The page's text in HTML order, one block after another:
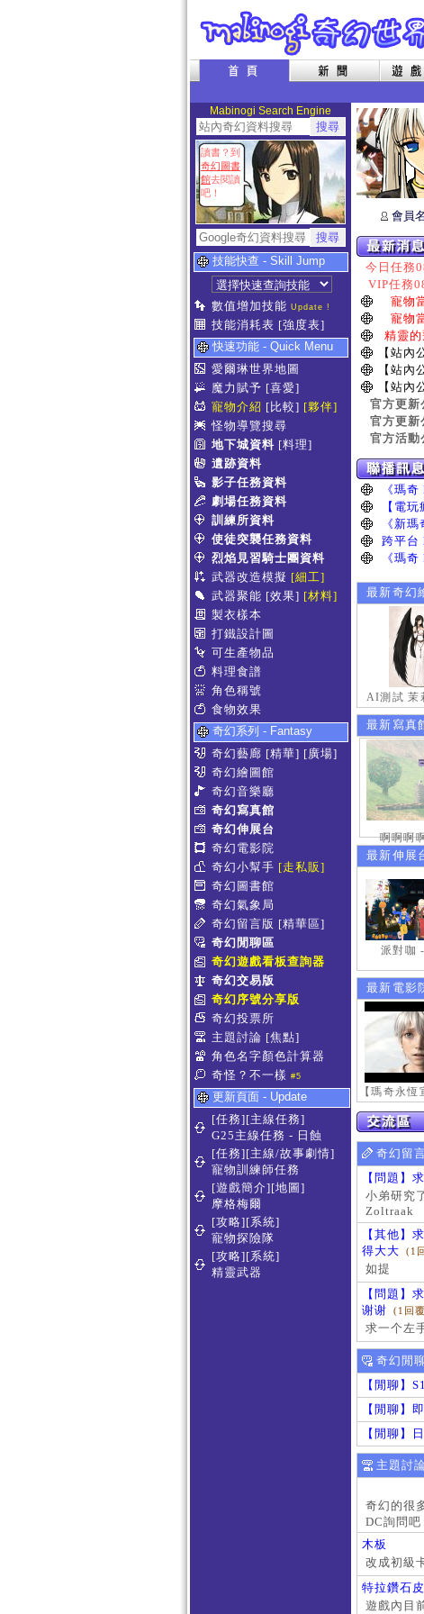
Mabinogi Search Engine
讀書？到
奇幻圖書
館去閱讀
吧！
技能快查 - Skill Jump
數值增加技能 Update !
技能消耗表 [強度表]
快速功能 - Quick Menu
愛爾琳世界地圖
魔力賦予 [喜愛]
寵物介紹 [比較] [夥伴]
怪物導覽搜尋
地下城資料 [料理]
遺跡資料
影子任務資料
劇場任務資料
訓練所資料
使徒突襲任務資料
烈焰見習騎士團資料
武器改造模擬 [細工]
武器聚能 [效果] [材料]
製衣樣本
打鐵設計圖
可生產物品
料理食譜
角色稱號
食物效果
奇幻系列 - Fantasy
奇幻藝廊 [精華] [廣場]
奇幻繪圖館
奇幻音樂廳
奇幻寫真館
奇幻伸展台
奇幻電影院
奇幻小幫手 [走私販]
奇幻圖書館
奇幻氣象局
奇幻留言版 [精華區]
奇幻閒聊區
奇幻遊戲看板查詢器
奇幻交易版
奇幻序號分享版
奇幻投票所
主題討論 [焦點]
角色名字顏色計算器
奇怪？不一樣 #5
更新頁面 - Update
[任務][主線任務]
G25主線任務 - 日蝕
[任務][主線/故事劇情]
寵物訓練師任務
[遊戲簡介][地圖]
摩格梅爾
[攻略][系統]
寵物探險隊
[攻略][系統]
精靈武器
會員
今日任務
VIP任務
寵物
寵物
精靈的
【站內
【站內
【站內
官方更新
官方更新
官方活動
最新奇幻
AI測試 茉
最新寫真
啊啊啊
最新伸展
派對咖
最新電影
奇幻留
【問題】
小弟研究
Zoltraak
【其他】
得大大
(1
如提
【問題】
谢谢
(1回
求一个左
奇幻閒
【閒聊】
【閒聊】
【閒聊】
主題討
奇幻的很
DC詢問吧
木板
改成初級
特拉鑽石
遊戲內目